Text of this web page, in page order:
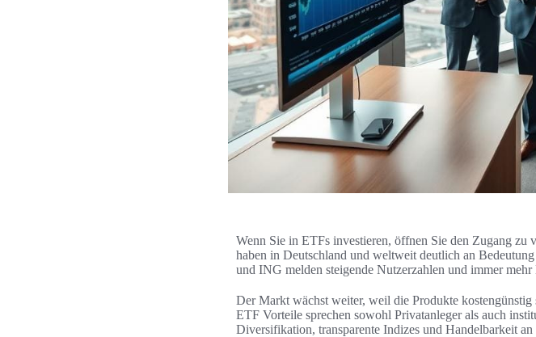
Wenn Sie in ETFs investieren, öffnen Sie den Zugang
haben in Deutschland und weltweit deutlich an
und ING melden steigende Nutzerzahlen und immer mehr
Der Markt wächst weiter, weil die Produkte
ETF Vorteile sprechen sowohl Privatanleger als auch
Diversifikation, transparente Indizes und Handelbarkeit